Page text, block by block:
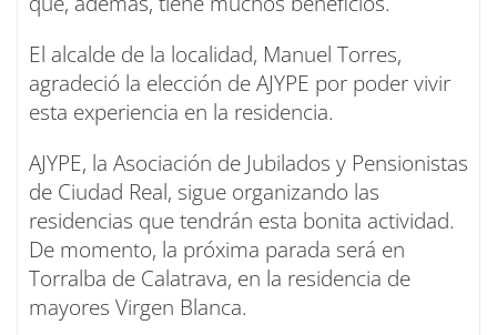
El alcalde de la localidad, Manuel Torres,
agradeció la elección de AJYPE por poder vivir
esta experiencia en la residencia.
AJYPE, la Asociación de Jubilados y Pensionistas
de Ciudad Real, sigue organizando las
residencias que tendrán esta bonita actividad.
De momento, la próxima parada será en
Torralba de Calatrava, en la residencia de
mayores Virgen Blanca.